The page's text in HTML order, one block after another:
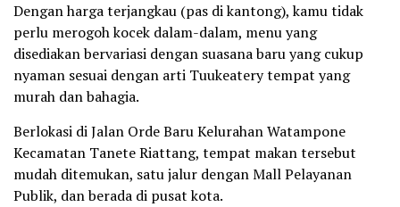
Dengan harga terjangkau (pas di kantong), kamu tidak
perlu merogoh kocek dalam-dalam, menu yang
disediakan bervariasi dengan suasana baru yang cukup
nyaman sesuai dengan arti Tuukeatery tempat yang
murah dan bahagia.
Berlokasi di Jalan Orde Baru Kelurahan Watampone
Kecamatan Tanete Riattang, tempat makan tersebut
mudah ditemukan, satu jalur dengan Mall Pelayanan
Publik, dan berada di pusat kota.